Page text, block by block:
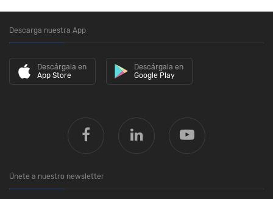
Descarga nuestra App
Descárgala en
App Store
Descárgala en
Google Play
Únete a nuestro newsletter